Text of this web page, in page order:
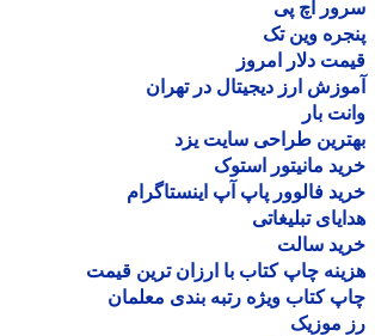
اچ پی
وین تک
دلار امروز
ارز دیجیتال در تهران
بار
طراحی سایت یزد
مانیتور استوک
فالوور پاپ آپ اینستاگرام
تبلیغاتی
سالت
چاپ کتاب با ارزان ترین قیمت
کتاب ویژه رتبه بندی معلمان
موزیک